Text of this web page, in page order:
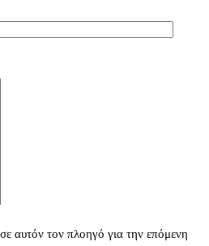
αυτόν τον πλοηγό για την επόμενη